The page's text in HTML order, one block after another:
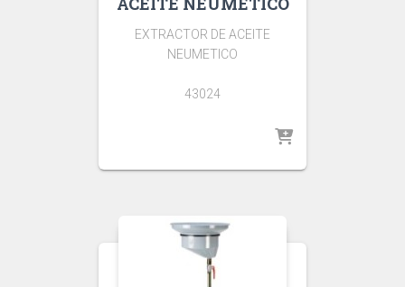
EXTRACTOR DE ACEITE
NEUMETICO
43024